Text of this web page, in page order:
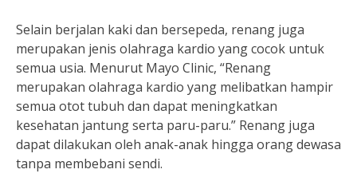
Selain berjalan kaki dan bersepeda, renang juga
merupakan jenis olahraga kardio yang cocok untuk
semua usia. Menurut Mayo Clinic, “Renang
merupakan olahraga kardio yang melibatkan hampir
semua otot tubuh dan dapat meningkatkan
kesehatan jantung serta paru-paru.” Renang juga
dapat dilakukan oleh anak-anak hingga orang dewasa
tanpa membebani sendi.